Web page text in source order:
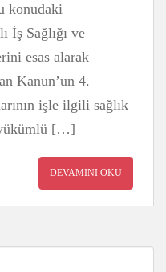
konudaki
İş Sağlığı ve
esas alarak
Kanun’un 4.
işle ilgili sağlık
[…]
DEVAMINI OKU